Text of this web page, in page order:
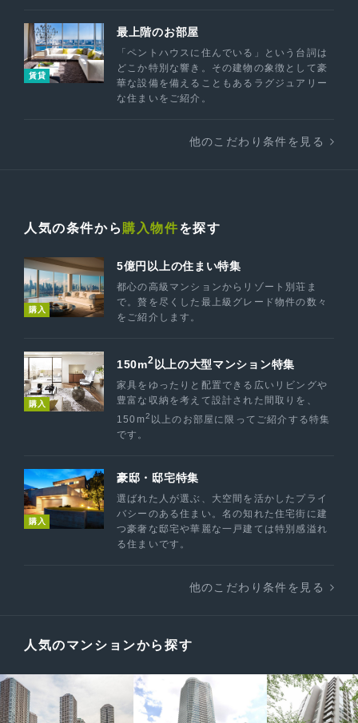
賃貸
最上階のお部屋
「ペントハウスに住んでいる」という台詞は
どこか特別な響き。その建物の象徴として豪
華な設備を備えることもあるラグジュアリー
な住まいをご紹介。
他のこだわり条件を見る
人気の条件から 購入物件を探す
購入
5億円以上の住まい特集
都心の高級マンションからリゾート別荘ま
で。贅を尽くした最上級グレード物件の数々
をご紹介します。
購入
150m2 以上の大型マンション特集
家具をゆったりと配置できる広いリビングや
豊富な収納を考えて設計された間取りを、
150m2 以上のお部屋に限ってご紹介する特集
です。
購入
豪邸・邸宅特集
選ばれた人が選ぶ、大空間を活かしたプライ
バシーのある住まい。名の知れた住宅街に建
つ豪奢な邸宅や華麗な一戸建ては特別感溢れ
る住まいです。
他のこだわり条件を見る
人気のマンションから探す